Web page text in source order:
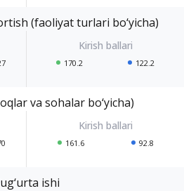
(faoliyat turlari bo‘yicha)
170.2 122.2
va sohalar bo‘yicha)
161.6 92.8
ishi